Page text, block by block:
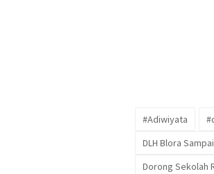
#Adiwiyata
DLH Blora
Dorong Sekolah